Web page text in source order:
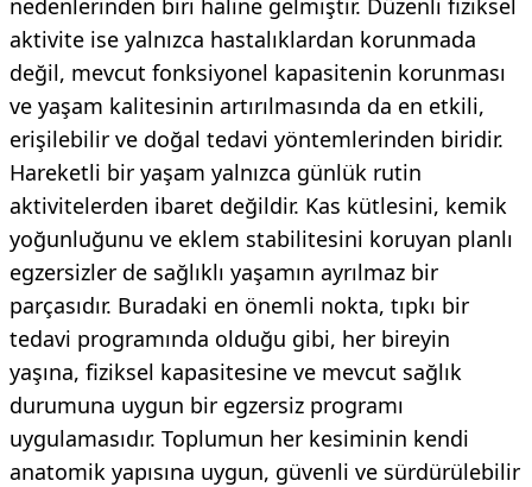
aktivite ise yalnızca hastalıklardan korunmada
değil, mevcut fonksiyonel kapasitenin korunması
ve yaşam kalitesinin artırılmasında da en etkili,
erişilebilir ve doğal tedavi yöntemlerinden biridir.
Hareketli bir yaşam yalnızca günlük rutin
aktivitelerden ibaret değildir. Kas kütlesini, kemik
yoğunluğunu ve eklem stabilitesini koruyan planlı
egzersizler de sağlıklı yaşamın ayrılmaz bir
parçasıdır. Buradaki en önemli nokta, tıpkı bir
tedavi programında olduğu gibi, her bireyin
yaşına, fiziksel kapasitesine ve mevcut sağlık
durumuna uygun bir egzersiz programı
uygulamasıdır. Toplumun her kesiminin kendi
anatomik yapısına uygun, güvenli ve sürdürülebilir